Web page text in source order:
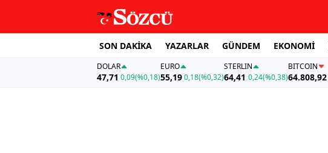
SON DAKİKA YAZARLAR GÜNDEM EKONOMİ
DOLAR
47,71 0,09(%0,18)
EURO
55,19 0,18(%0,32)
STERLIN
64,41 0,24(%0,38)
BITCOIN
64.808,92